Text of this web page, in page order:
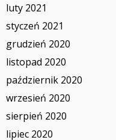
luty 2021
styczeń 2021
grudzień 2020
listopad 2020
październik 2020
wrzesień 2020
sierpień 2020
lipiec 2020